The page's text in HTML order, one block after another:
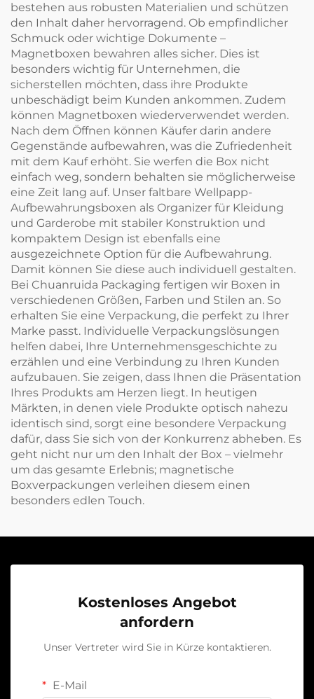
bestehen aus robusten Materialien und schützen
den Inhalt daher hervorragend. Ob empfindlicher
Schmuck oder wichtige Dokumente –
Magnetboxen bewahren alles sicher. Dies ist
besonders wichtig für Unternehmen, die
sicherstellen möchten, dass ihre Produkte
unbeschädigt beim Kunden ankommen. Zudem
können Magnetboxen wiederverwendet werden.
Nach dem Öffnen können Käufer darin andere
Gegenstände aufbewahren, was die Zufriedenheit
mit dem Kauf erhöht. Sie werfen die Box nicht
einfach weg, sondern behalten sie möglicherweise
eine Zeit lang auf. Unser faltbare Wellpapp-
Aufbewahrungsboxen als Organizer für Kleidung
und Garderobe mit stabiler Konstruktion und
kompaktem Design ist ebenfalls eine
ausgezeichnete Option für die Aufbewahrung.
Damit können Sie diese auch individuell gestalten.
Bei Chuanruida Packaging fertigen wir Boxen in
verschiedenen Größen, Farben und Stilen an. So
erhalten Sie eine Verpackung, die perfekt zu Ihrer
Marke passt. Individuelle Verpackungslösungen
helfen dabei, Ihre Unternehmensgeschichte zu
erzählen und eine Verbindung zu Ihren Kunden
aufzubauen. Sie zeigen, dass Ihnen die Präsentation
Ihres Produkts am Herzen liegt. In heutigen
Märkten, in denen viele Produkte optisch nahezu
identisch sind, sorgt eine besondere Verpackung
dafür, dass Sie sich von der Konkurrenz abheben. Es
geht nicht nur um den Inhalt der Box – vielmehr
um das gesamte Erlebnis; magnetische
Boxverpackungen verleihen diesem einen
besonders edlen Touch.
Kostenloses Angebot
anfordern
Unser Vertreter wird Sie in Kürze kontaktieren.
E-Mail